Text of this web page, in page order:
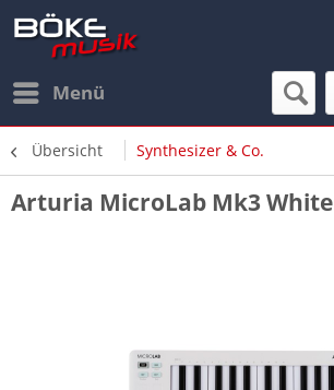
Menü
Übersicht Synthesizer & Co.
Arturia MicroLab Mk3 White